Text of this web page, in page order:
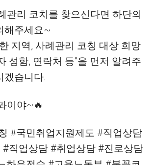
관리 코치를 찾으신다면 하단의
해주세요~
지역, 사례관리 코칭 대상 희망
성함, 연락처 등”을 먼저 알려주
겠습니다.
이야~🔥
#국민취업지원제도 #직업상담
#직업상담 #취업상담 #진로상담